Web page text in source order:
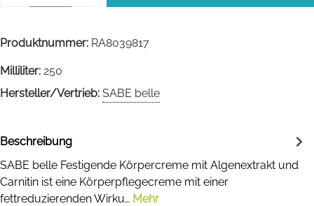
Produktnummer: RA8039817
Milliliter: 250
Hersteller/Vertrieb: SABE belle
Beschreibung
SABE belle Festigende Körpercreme mit Algenextrakt und
Carnitin ist eine Körperpflegecreme mit einer
fettreduzierenden Wirku… Mehr